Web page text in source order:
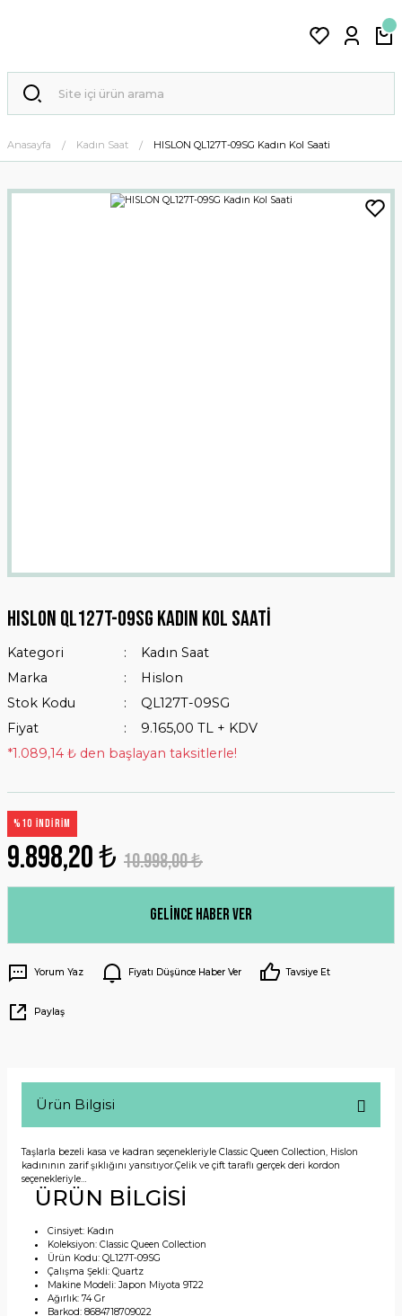
Anasayfa Kadın Saat HISLON QL127T-09SG Kadın Kol Saati
HISLON QL127T-09SG Kadın Kol Saati
Kategori
Kadın Saat
Marka
Hislon
Stok Kodu
QL127T-09SG
Fiyat
9.165,00 TL + KDV
*1.089,14 ₺ den başlayan taksitlerle!
%10 İNDİRİM
9.898,20 ₺ 10.998,00 ₺
Gelince Haber Ver
Yorum Yaz Fiyatı Düşünce Haber Ver Tavsiye Et
Paylaş
Ürün Bilgisi
Taşlarla bezeli kasa ve kadran seçenekleriyle Classic Queen Collection, Hislon
kadınının zarif şıklığını yansıtıyor.Çelik ve çift taraflı gerçek deri kordon
seçenekleriyle…
ÜRÜN BİLGİSİ
Cinsiyet: Kadın
Koleksiyon:Classic Queen Collection
Ürün Kodu:QL127T-09SG
Çalışma Şekli:Quartz
Makine Modeli:Japon Miyota 9T22
Ağırlık:74 Gr
Barkod:8684718709022